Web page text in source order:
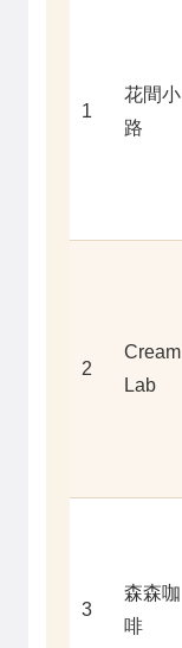
1
花間小
路
2
Cream
Lab
3
森森咖
啡